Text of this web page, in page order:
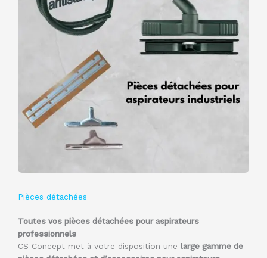
Pièces détachées
Toutes vos pièces détachées pour aspirateurs
professionnels
CS Concept met à votre disposition une large gamme de